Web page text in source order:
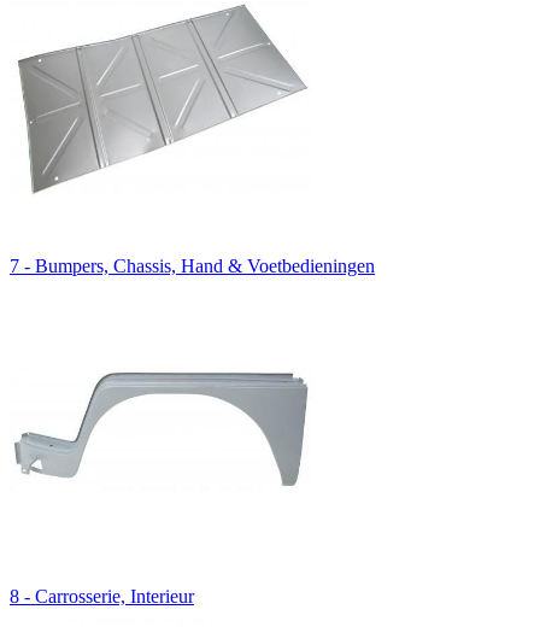
7 - Bumpers, Chassis, Hand & Voetbedieningen
8 - Carrosserie, Interieur